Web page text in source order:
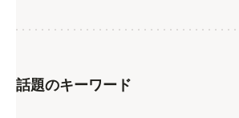
話題のキーワード